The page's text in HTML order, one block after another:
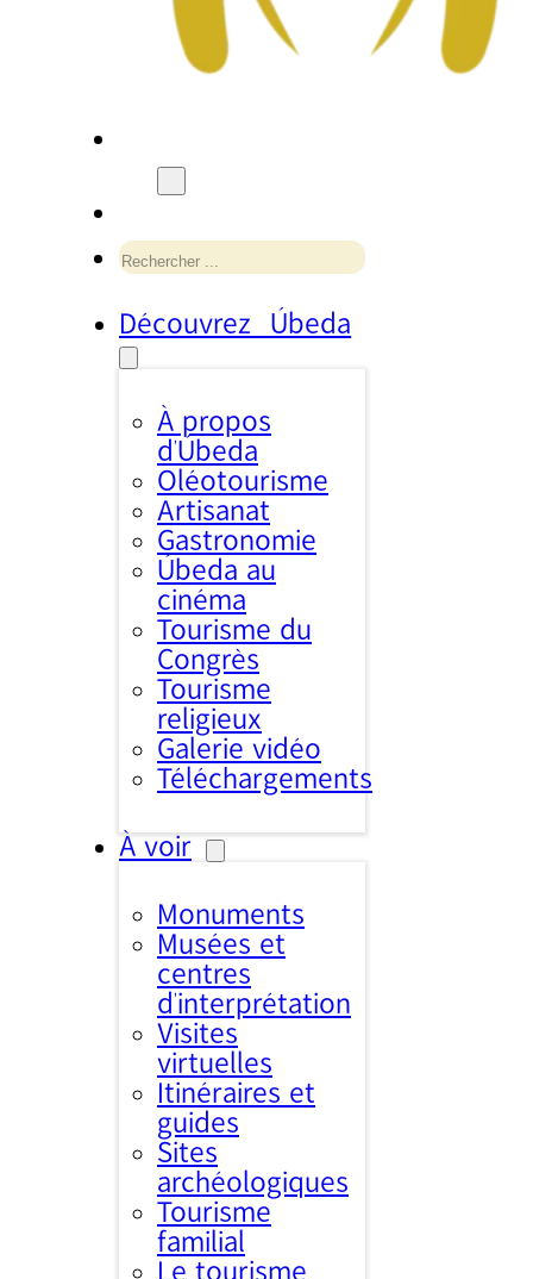
Rechercher
Découvrez Úbeda
À propos
d’Úbeda
Oléotourisme
Artisanat
Gastronomie
Úbeda au
cinéma
Tourisme du
Congrès
Tourisme
religieux
Galerie vidéo
Téléchargements
À voir
Monuments
Musées et
centres
d’interprétation
Visites
virtuelles
Itinéraires et
guides
Sites
archéologiques
Tourisme
familial
Le tourisme